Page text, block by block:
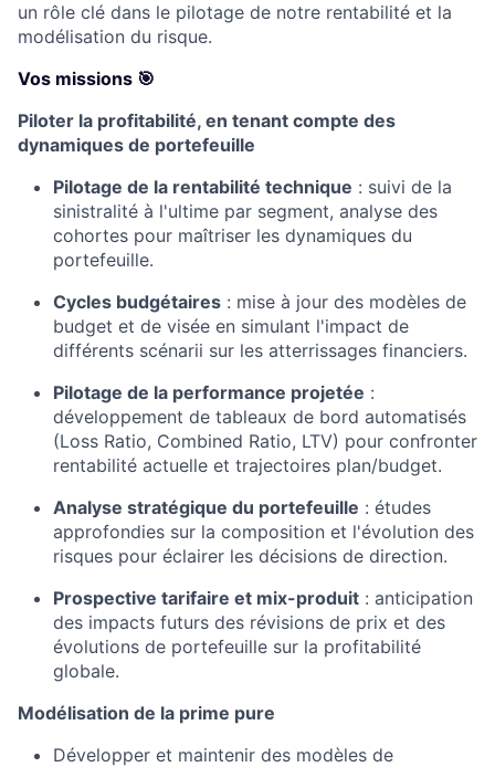
un rôle clé dans le pilotage de notre rentabilité et la
modélisation du risque.
Vos missions 🎯
Piloter la profitabilité, en tenant compte des
dynamiques de portefeuille
Pilotage de la rentabilité technique : suivi de la
sinistralité à l'ultime par segment, analyse des
cohortes pour maîtriser les dynamiques du
portefeuille.
Cycles budgétaires : mise à jour des modèles de
budget et de visée en simulant l'impact de
différents scénarii sur les atterrissages financiers.
Pilotage de la performance projetée :
développement de tableaux de bord automatisés
(Loss Ratio, Combined Ratio, LTV) pour confronter
rentabilité actuelle et trajectoires plan/budget.
Analyse stratégique du portefeuille : études
approfondies sur la composition et l'évolution des
risques pour éclairer les décisions de direction.
Prospective tarifaire et mix-produit : anticipation
des impacts futurs des révisions de prix et des
évolutions de portefeuille sur la profitabilité
globale.
Modélisation de la prime pure
Développer et maintenir des modèles de